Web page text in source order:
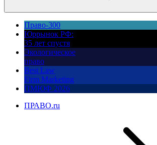
Право-300
Юррынок РФ:
35 лет спустя
Экологическое
право
Best Law
Firm Marketing
ПМЮФ 2026
ПРАВО.ru